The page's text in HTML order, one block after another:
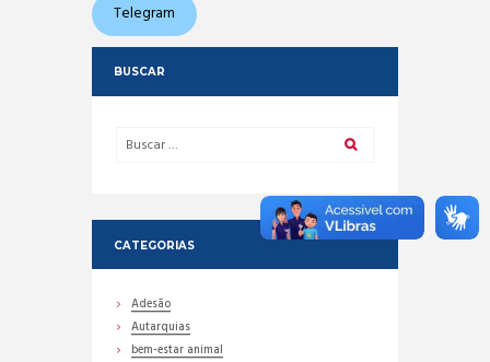
Telegram
BUSCAR
CATEGORIAS
Adesão
Autarquias
bem-estar animal